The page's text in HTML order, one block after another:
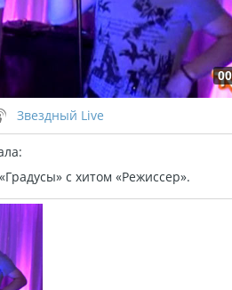
Звездный Live
:
с хитом «Режиссер».